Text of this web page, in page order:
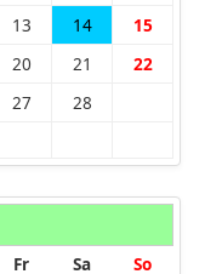
13 14 15
20 21 22
27 28
Fr Sa So